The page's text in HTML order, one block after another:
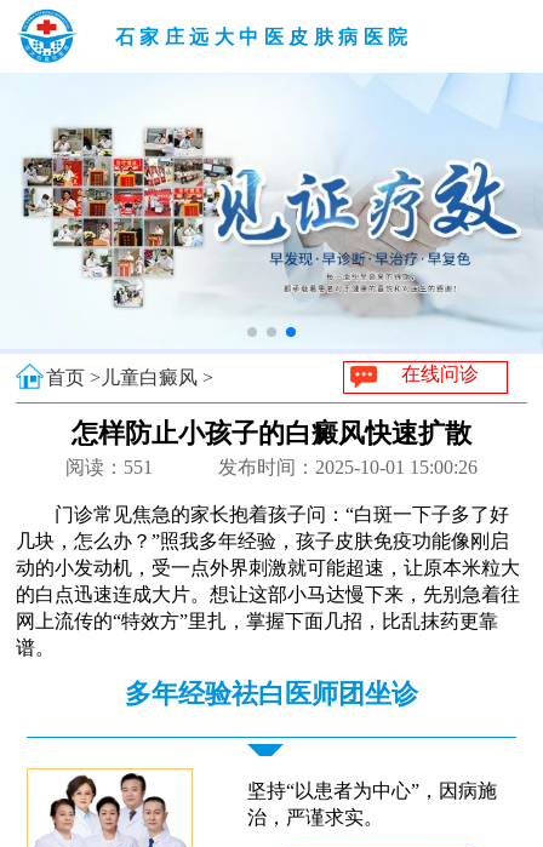
石家庄远大中医皮肤病医院
首页 > 儿童白癜风 > 在线问诊
怎样防止小孩子的白癜风快速扩散
阅读： 551 发布时间：2025-10-01 15:00:26
门诊常见焦急的家长抱着孩子问：“白斑一下子多了好
几块，怎么办？”照我多年经验，孩子皮肤免疫功能像刚启
动的小发动机，受一点外界刺激就可能超速，让原本米粒大
的白点迅速连成大片。想让这部小马达慢下来，先别急着往
网上流传的“特效方”里扎，掌握下面几招，比乱抹药更靠
谱。
多年经验祛白医师团坐诊
坚持“以患者为中心”，因病施
治，严谨求实。